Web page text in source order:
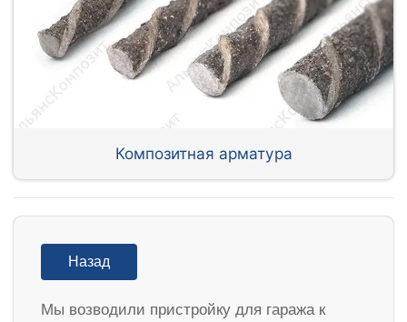
Композитная арматура
Назад
Мы возводили пристройку для гаража к